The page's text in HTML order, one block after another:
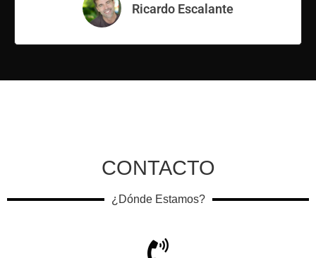
Ricardo Escalante
CONTACTO
¿Dónde Estamos?